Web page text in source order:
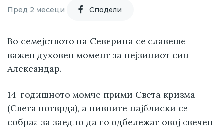
Пред 2 месеци Cподели
Во семејството на Северина се славеше
важен духовен момент за нејзиниот син
Александар.
14-годишното момче прими Света кризма
(Света потврда), а нивните најблиски се
собраа за заедно да го одбележат овој свечен